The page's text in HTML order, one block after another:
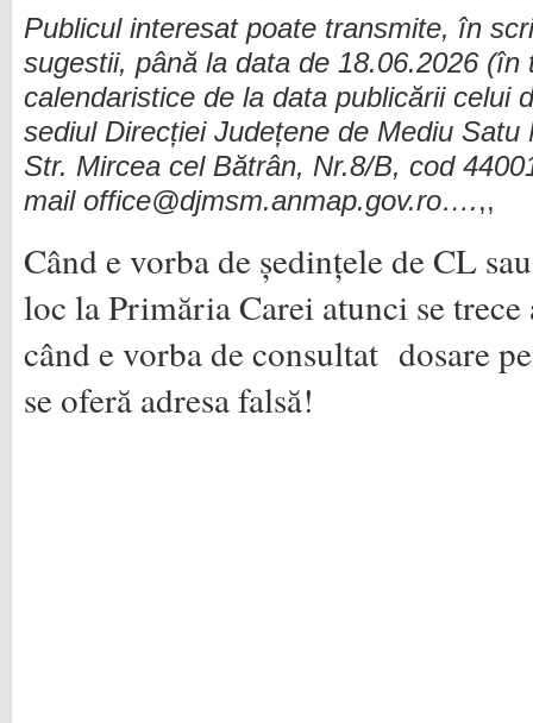
Publicul interesat poate transmite, în
sugestii, până la data de 18.06.2026 (în
calendaristice de la data publicării celui
sediul Direcției Județene de Mediu
Str. Mircea cel Bătrân, Nr.8/B, cod
mail office@djmsm.anmap.gov.ro….,,
Când e vorba de ședințele de CL
loc la Primăria Carei atunci se trece
când e vorba de consultat dosare
se oferă adresa falsă!